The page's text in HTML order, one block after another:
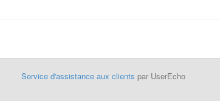
Service d'assistance aux clients par UserEcho